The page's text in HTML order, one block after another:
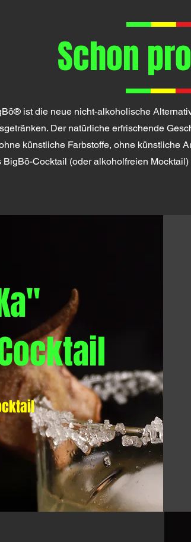
Schon
ist die neue nicht-alkoholische
Der natürliche erfrischende
künstliche Farbstoffe, ohne künstliche
BigBö-Cocktail (oder alkoholfreien